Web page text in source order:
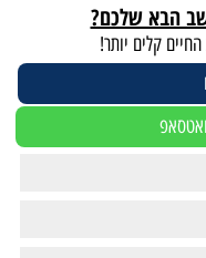
הבא שלכם?
קלים יותר!